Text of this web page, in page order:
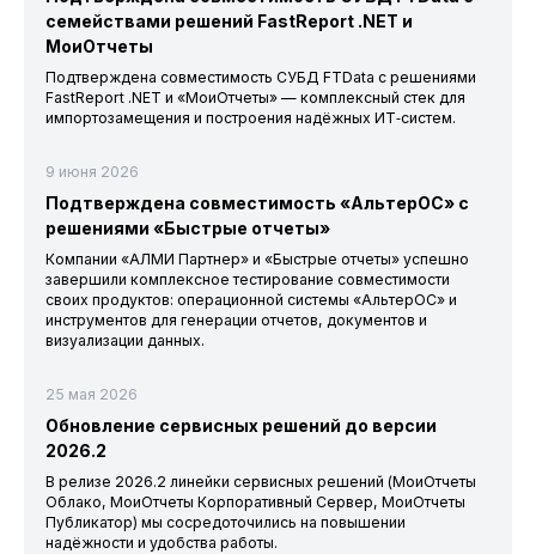
семействами решений FastReport .NET и
МоиОтчеты
Подтверждена совместимость СУБД FTData с решениями
FastReport .NET и «МоиОтчеты» — комплексный стек для
импортозамещения и построения надёжных ИТ‑систем.
9 июня 2026
Подтверждена совместимость «АльтерОС» с
решениями «Быстрые отчеты»
Компании «АЛМИ Партнер» и «Быстрые отчеты» успешно
завершили комплексное тестирование совместимости
своих продуктов: операционной системы «АльтерОС» и
инструментов для генерации отчетов, документов и
визуализации данных.
25 мая 2026
Обновление сервисных решений до версии
2026.2
В релизе 2026.2 линейки сервисных решений (МоиОтчеты
Облако, МоиОтчеты Корпоративный Сервер, МоиОтчеты
Публикатор) мы сосредоточились на повышении
надёжности и удобства работы.